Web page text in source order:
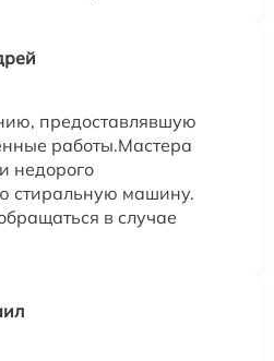
предоставлявшую
работы.Мастера
недорого
стиральную машину.
в случае